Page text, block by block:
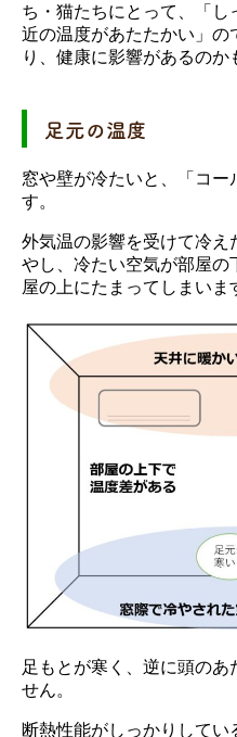
ち・猫たちにとって、「
近の温度があたたかい」の
り、健康に影響があるのか
足元の温度
窓や壁が冷たいと、「コー
す。
外気温の影響を受けて冷
やし、冷たい空気が部屋の
屋の上にたまってしまいま
足もとが寒く、逆に頭のあ
せん。
断熱性能がしっかりして